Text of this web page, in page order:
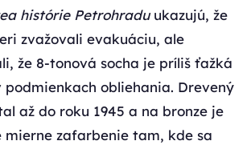
histórie Petrohraduukazujú, že
zvažovali evakuáciu, ale
že 8-tonová socha je príliš ťažká
obliehania. Drevený
až do roku 1945 a na bronze je
zafarbenie tam, kde sa